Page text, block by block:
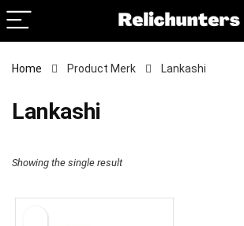
Home Product Merk ‎Lankashi
‎Lankashi
Showing the single result